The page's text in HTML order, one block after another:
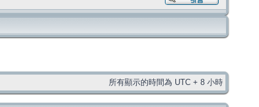
所有顯示的時間為 UTC + 8 小時